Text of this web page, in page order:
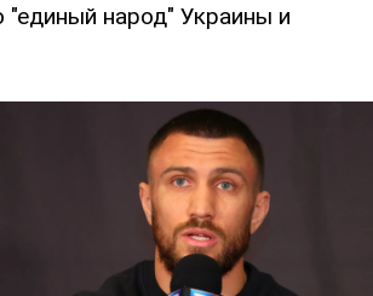
"единый народ" Украины и